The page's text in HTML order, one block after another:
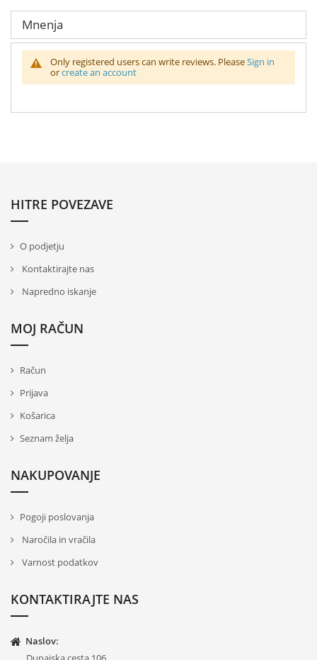
Mnenja
Only registered users can write reviews. PleaseSign in
orcreate an account
HITRE POVEZAVE
O podjetju
Kontaktirajte nas
Napredno iskanje
MOJ RAČUN
Račun
Prijava
Košarica
Seznam želja
NAKUPOVANJE
Pogoji poslovanja
Naročila in vračila
Varnost podatkov
KONTAKTIRAJTE NAS
Naslov: